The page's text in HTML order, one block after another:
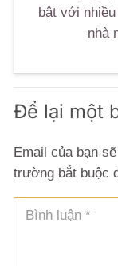
bật với
nhà
Để lại một
Email của bạn
trường bắt buộc